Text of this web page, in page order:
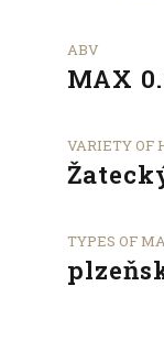
ABV
MAX
VARIETY OF
TYPES OF